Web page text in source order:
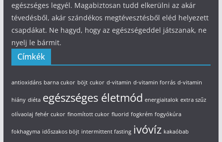
egészséges legyél. Magabiztosan tudd elkerülni az akár
tévedésből, akár szándékos megtévesztésből eléd helyezett
csapdákat. Ne hagyd, hogy az egészségeddel játszanak, ne
nyelj le bármit.
Címkék
antioxidáns barna cukor böjt cukor d-vitamin d-vitamin forrás d-vitamin
hiány diéta egészséges életmód energiaitalok extra szűz
olívaolaj fehér cukor finomított cukor fluorid fogkrém fogyókúra
fokhagyma időszakos böjt intermittent fasting ivóvíz kakaóbab